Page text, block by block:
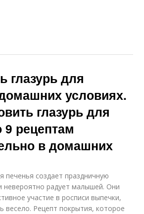
глазурь для
условиях.
глазурь для
9 рецептам
в домашних
печенья создает праздничную
невероятно радует малышей. Они
участие в росписи выпечки,
весело. Рецепт покрытия, которое